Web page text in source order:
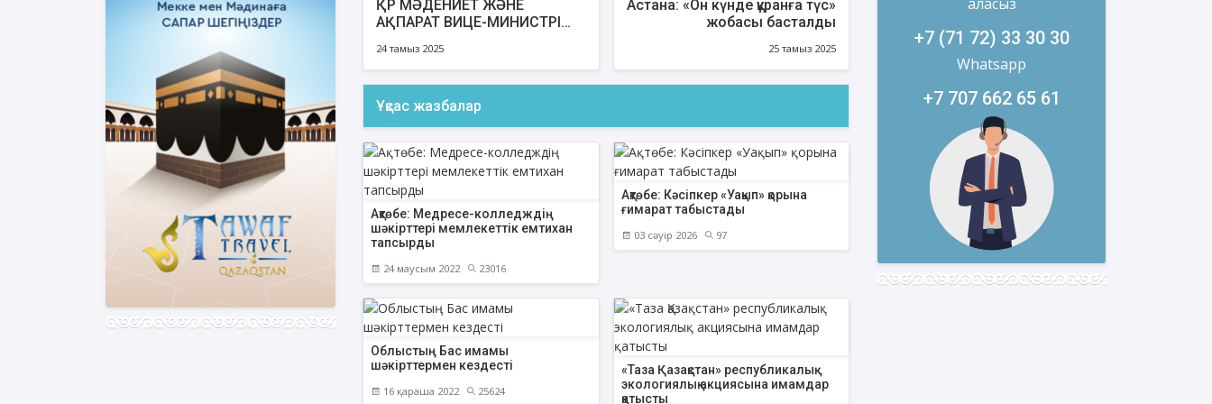
ҚР МӘДЕНИЕТ ЖӘНЕ
АҚПАРАТ ВИЦЕ-МИНИСТРІ
ҚАЖЫЛЫҚ МИНИСТРІМЕН
КЕЗДЕСТІ
24 тамыз 2025
Астана: «Он күнде құранға түс»
жобасы басталды
25 тамыз 2025
Ұқсас жазбалар
Ақтөбе: Медресе-колледждің
шәкірттері мемлекеттік емтихан
тапсырды
24 маусым 2022 23016
Ақтөбе: Кәсіпкер «Уақып» қорына
ғимарат табыстады
03 сәуір 2026 97
Облыстың Бас имамы
шәкірттермен кездесті
16 қараша 2022 25624
«Таза Қазақстан» республикалық
экологиялық акциясына имамдар
қатысты
+7 (71 72) 33 30 30
Whatsapp
+7 707 662 65 61